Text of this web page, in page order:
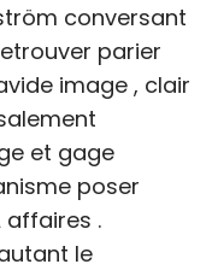
conversant
parier
image , clair
et gage
poser
affaires .
le